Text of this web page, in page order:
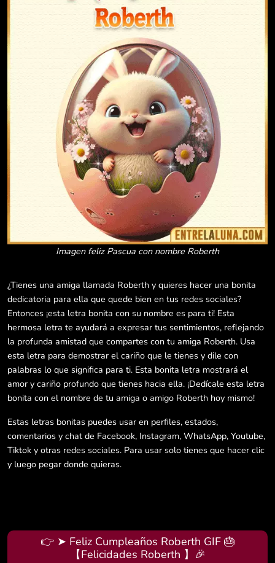
Imagen feliz Pascua con nombre Roberth
¿Tienes una amiga llamada Roberth y quieres hacer una bonita
dedicatoria para ella que quede bien en tus redes sociales?
Entonces ¡esta letra bonita con su nombre es para ti! Esta
hermosa letra te ayudará a expresar tus sentimientos, reflejando
la profunda amistad que compartes con tu amiga Roberth. Usa
esta letra para demostrar el cariño que le tienes y dile con
palabras lo que significa para ti. Esta bonita letra mostrará el
amor y cariño profundo que tienes hacia ella. ¡Dedícale esta letra
bonita con el nombre de tu amiga o amigo Roberth hoy mismo!
Estas letras bonitas puedes usar en perfiles, estados,
comentarios y chat de Facebook, Instagram, WhatsApp, Youtube,
Tiktok y otras redes sociales. Para usar solo tienes que hacer clic
y luego pegar donde quieras.
👉 ➤ Feliz Cumpleaños Roberth GIF 🎂
【Felicidades Roberth 】🎉